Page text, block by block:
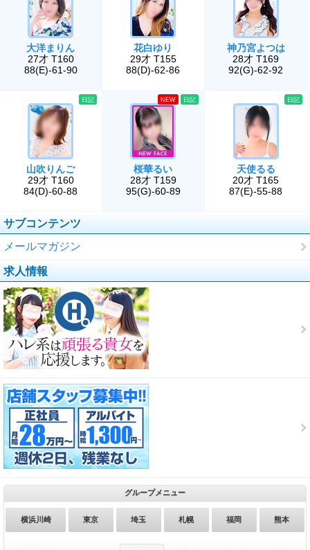
大洋まりん
27才 T160
88(E)-61-90
花白ゆり
29才 T155
88(D)-62-86
神乃宮よつは
28才 T169
92(G)-62-92
山吹りんご
29才 T160
84(D)-60-88
日記
桜華るい
28才 T159
95(G)-60-89
NEW 日記
天使るる
20才 T165
87(E)-55-88
日記
サブコンテンツ
メールマガジン
求人情報
グループメニュー
横浜川崎 東京 埼玉 札幌 福岡 熊本